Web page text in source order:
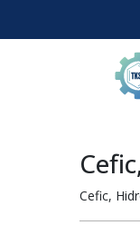
Cefic,